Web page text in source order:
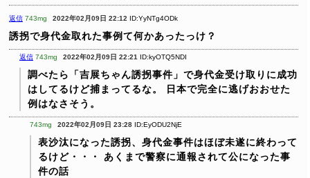
返信 743mg 2022年02月09日 22:12 ID:YyNTg4ODk
誘拐で身代金取れた事例て何かあったっけ？
返信 743mg 2022年02月09日 22:21 ID:kyOTQ5NDI
調べたら「吉展ちゃん誘拐事件」で身代金受け取りに成功
はしてるけど捕まってるな。
日本で完全に逃げおおせた
例はなさそう。
743mg 2022年02月09日 23:28 ID:EyODU2NjE
表沙汰になった誘拐、身代金事件はほぼ未遂に終わって
るけど・・・
あくまで警察に通報されて公になった事
件の話